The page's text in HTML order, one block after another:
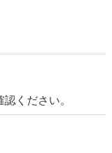
ください。